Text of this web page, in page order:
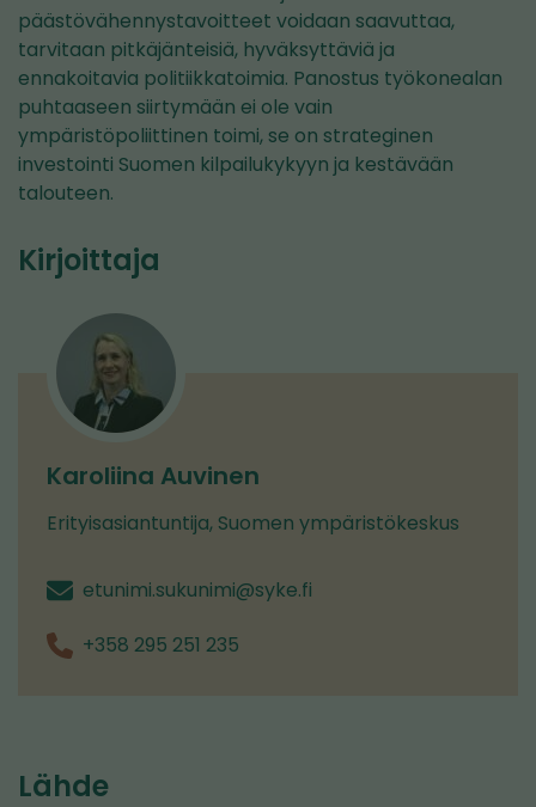
päästövähennystavoitteet voidaan saavuttaa,
tarvitaan pitkäjänteisiä, hyväksyttäviä ja
ennakoitavia politiikkatoimia. Panostus työkonealan
puhtaaseen siirtymään ei ole vain
ympäristöpoliittinen toimi, se on strateginen
investointi Suomen kilpailukykyyn ja kestävään
talouteen.
Kirjoittaja
Karoliina Auvinen
Erityisasiantuntija, Suomen ympäristökeskus
etunimi.sukunimi@syke.fi
+358 295 251 235
Lähde